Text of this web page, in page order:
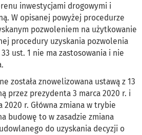
inwestycjami drogowymi i
W opisanej powyżej procedurze
pozwoleniem na użytkowanie
procedury uzyskania pozwolenia
ust. 1 nie ma zastosowania i nie
została znowelizowana ustawą z 13
przez prezydenta 3 marca 2020 r. i
r. Główna zmiana w trybie
budowę to w zasadzie zmiana
do uzyskania decyzji o